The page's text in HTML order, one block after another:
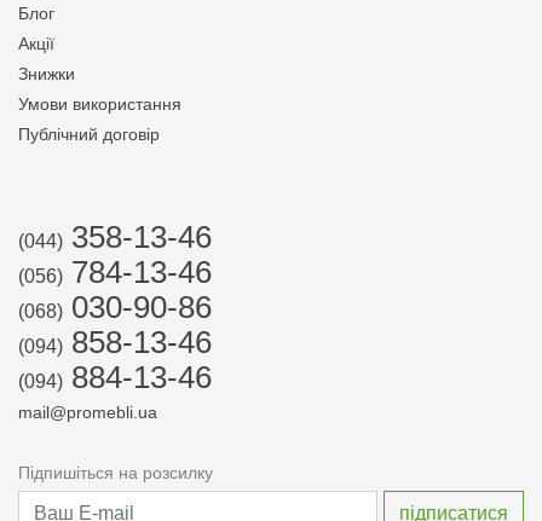
Блог
Акції
Знижки
Умови використання
Публічний договір
(044) 358-13-46
(056) 784-13-46
(068) 030-90-86
(094) 858-13-46
(094) 884-13-46
mail@promebli.ua
Підпишіться на розсилку